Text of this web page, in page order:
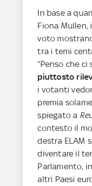
In base a
Fiona Mullen,
voto
tra i temi
“Penso che ci
piuttosto
i votanti
premia
spiegato a
contesto il
destra ELAM
diventare il
Parlamento,
altri Paesi